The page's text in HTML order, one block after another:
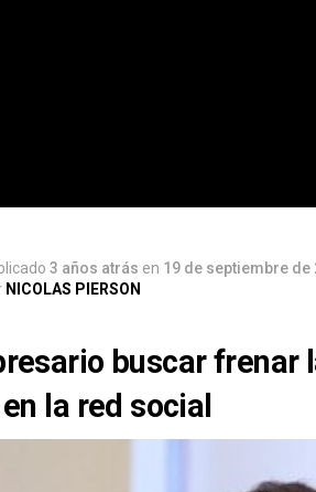
3 años atrás en 19 de septiembre de
NICOLAS PIERSON
buscar frenar
la red social